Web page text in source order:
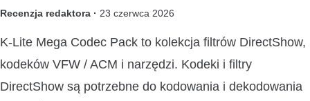
Recenzja redaktora · 23 czerwca 2026
K-Lite Mega Codec Pack to kolekcja filtrów DirectShow,
kodeków VFW / ACM i narzędzi. Kodeki i filtry
DirectShow są potrzebne do kodowania i dekodowania